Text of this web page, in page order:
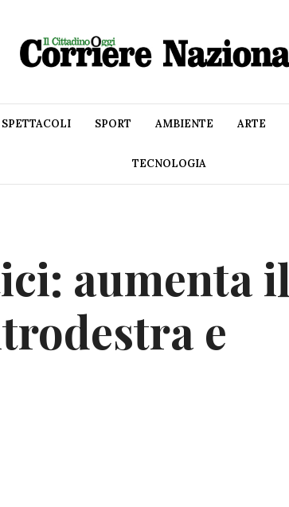
SPETTACOLI SPORT AMBIENTE ARTE
TECNOLOGIA
aumenta il
e